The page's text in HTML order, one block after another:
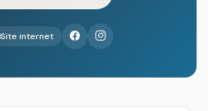
Site internet